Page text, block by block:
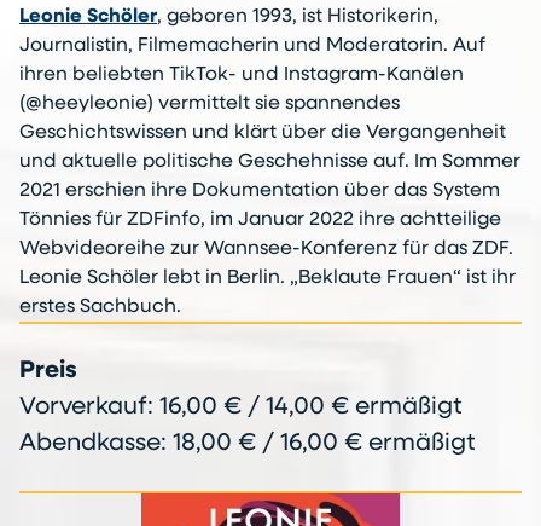
Leonie Schöler, geboren 1993, ist Historikerin,
Journalistin, Filmemacherin und Moderatorin. Auf
ihren beliebten TikTok- und Instagram-Kanälen
(@heeyleonie) vermittelt sie spannendes
Geschichtswissen und klärt über die Vergangenheit
und aktuelle politische Geschehnisse auf. Im Sommer
2021 erschien ihre Dokumentation über das System
Tönnies für ZDFinfo, im Januar 2022 ihre achtteilige
Webvideoreihe zur Wannsee-Konferenz für das ZDF.
Leonie Schöler lebt in Berlin. „Beklaute Frauen“ ist ihr
erstes Sachbuch.
Preis
Vorverkauf: 16,00 € / 14,00 € ermäßigt
Abendkasse: 18,00 € / 16,00 € ermäßigt